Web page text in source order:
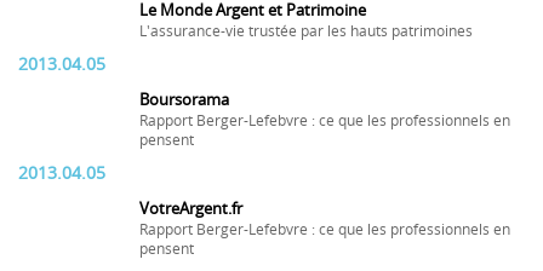
Le Monde Argent et Patrimoine
L'assurance-vie trustée par les hauts patrimoines
2013.04.05
Boursorama
Rapport Berger-Lefebvre : ce que les professionnels en
pensent
2013.04.05
VotreArgent.fr
Rapport Berger-Lefebvre : ce que les professionnels en
pensent